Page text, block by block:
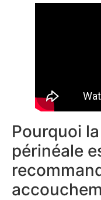
Pourquoi
périnéale